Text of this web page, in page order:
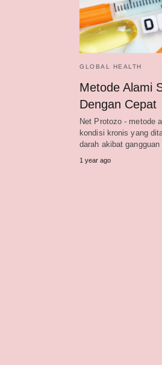
GLOBAL HEALTH
Metode Alami
Dengan Cepat
Net Protozo - metode
kondisi kronis yang
darah akibat
1 year ago